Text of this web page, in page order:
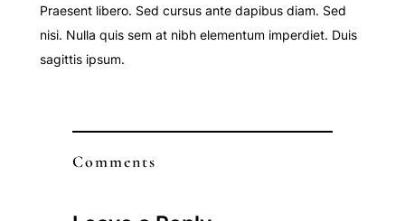
Praesent libero. Sed cursus ante dapibus diam. Sed
nisi. Nulla quis sem at nibh elementum imperdiet. Duis
sagittis ipsum.
Comments